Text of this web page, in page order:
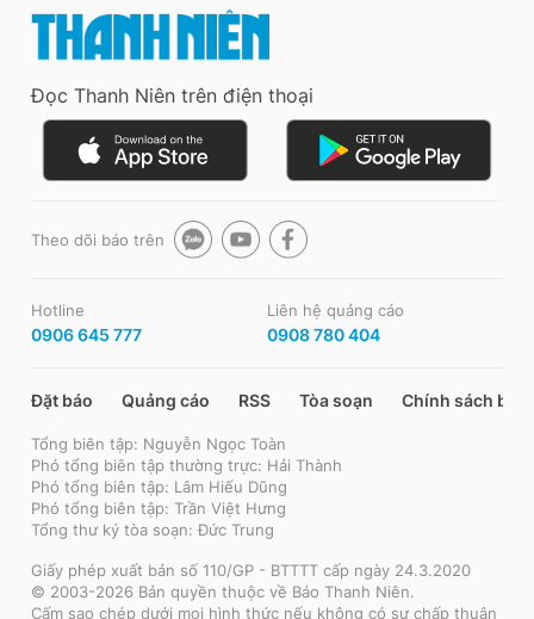
Đọc Thanh Niên trên điện thoại
Theo dõi báo trên
Hotline
0906 645 777
Liên hệ quảng cáo
0908 780 404
Đặt báo Quảng cáo RSS Tòa soạn Chính sách bảo
Tổng biên tập: Nguyễn Ngọc Toàn
Phó tổng biên tập thường trực: Hải Thành
Phó tổng biên tập: Lâm Hiếu Dũng
Phó tổng biên tập: Trần Việt Hưng
Tổng thư ký tòa soạn: Đức Trung
Giấy phép xuất bản số 110/GP - BTTTT cấp ngày 24.3.2020
© 2003-2026 Bản quyền thuộc về Báo Thanh Niên.
Cấm sao chép dưới mọi hình thức nếu không có sự chấp thuận